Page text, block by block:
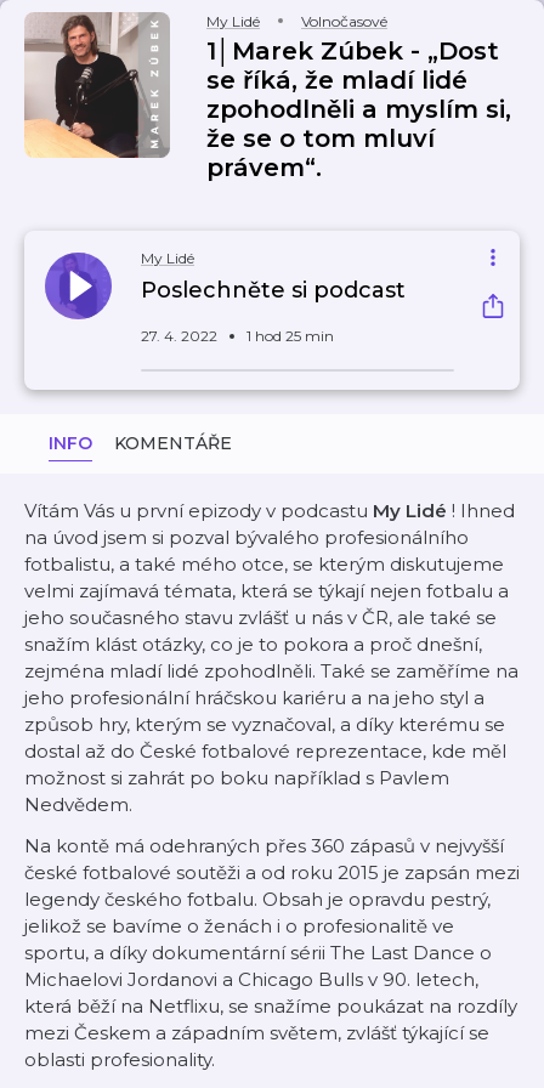
My Lidé Volnočasové
1│Marek Zúbek - „Dost
se říká, že mladí lidé
zpohodlněli a myslím si,
že se o tom mluví
právem“.
My Lidé
Poslechněte si podcast
27. 4. 2022 1 hod 25 min
INFO KOMENTÁŘE
Vítám Vás u první epizody v podcastu My Lidé ! Ihned
na úvod jsem si pozval bývalého profesionálního
fotbalistu, a také mého otce, se kterým diskutujeme
velmi zajímavá témata, která se týkají nejen fotbalu a
jeho současného stavu zvlášť u nás v ČR, ale také se
snažím klást otázky, co je to pokora a proč dnešní,
zejména mladí lidé zpohodlněli. Také se zaměříme na
jeho profesionální hráčskou kariéru a na jeho styl a
způsob hry, kterým se vyznačoval, a díky kterému se
dostal až do České fotbalové reprezentace, kde měl
možnost si zahrát po boku například s Pavlem
Nedvědem.
Na kontě má odehraných přes 360 zápasů v nejvyšší
české fotbalové soutěži a od roku 2015 je zapsán mezi
legendy českého fotbalu. Obsah je opravdu pestrý,
jelikož se bavíme o ženách i o profesionalitě ve
sportu, a díky dokumentární sérii The Last Dance o
Michaelovi Jordanovi a Chicago Bulls v 90. letech,
která běží na Netflixu, se snažíme poukázat na rozdíly
mezi Českem a západním světem, zvlášť týkající se
oblasti profesionality.